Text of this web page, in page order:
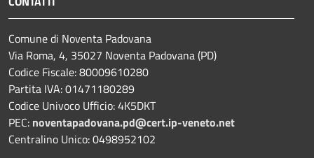
Comune di Noventa Padovana
Via Roma, 4, 35027 Noventa Padovana (PD)
Codice Fiscale: 80009610280
Partita IVA: 01471180289
Codice Univoco Ufficio: 4K5DKT
PEC: noventapadovana.pd@cert.ip-veneto.net
Centralino Unico: 0498952102